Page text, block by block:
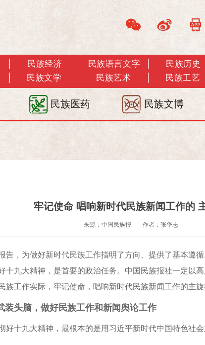
民族经济 民族语言文字 民族历史
民族文学 民族艺术 民族工艺
民族医药 民族文博
牢记使命 唱响新时代民族新闻工作的
来源：中国民族报 作者：张华志
，为做好新时代民族工作指明了方向、提供了基本遵循
十九大精神，是首要的政治任务。中国民族报社一定以
族工作实际，牢记使命，唱响新时代民族新闻工作的主旋
头脑，做好民族工作和新闻舆论工作
十九大精神，最根本的是用习近平新时代中国特色社会